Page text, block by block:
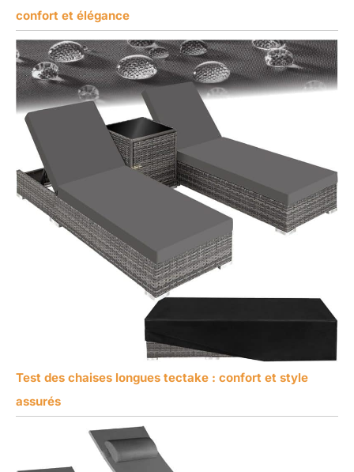
confort et élégance
Test des chaises longues tectake : confort et style
assurés